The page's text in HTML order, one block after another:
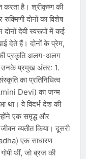
करता है। श्रीकृष्ण की
दोनों का विशेष
देवी स्वरूपों में कई
देते हैं। दोनों के प्रेम,
प्रकृति अलग-अलग
प्रमुख अंतर: 1.
का प्रतिनिधित्व
Devi) का जन्म
था। वे विदर्भ देश की
एक समृद्ध और
व्यतीत किया। दूसरी
एक साधारण
थीं, जो ब्रज की